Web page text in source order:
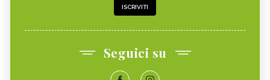
ISCRIVITI
Seguici su